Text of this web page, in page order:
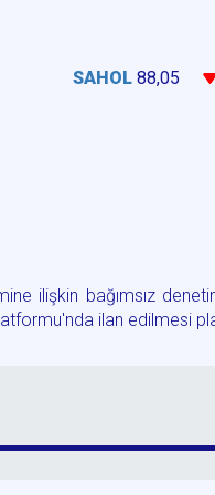
SAHOL 88,05
ilişkin bağımsız
ilan edilmesi